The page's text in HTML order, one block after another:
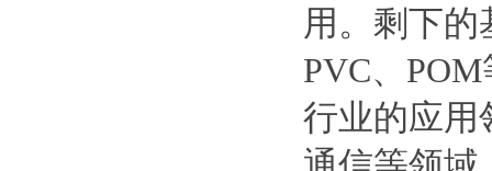
用。剩下的
PVC、
行业的应用